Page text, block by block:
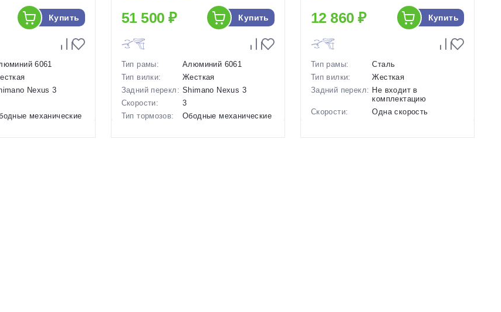
Купить
6061
Nexus 3
механические
51 500 ₽ Купить
Тип рамы:
Алюминий 6061
Тип вилки:
Жесткая
Задний перекл: Shimano Nexus 3
Скорости:
3
Тип тормозов:
Ободные механические
12 860 ₽ Купить
Тип рамы:
Сталь
Тип вилки:
Жесткая
Задний перекл: Не входит в
комплектацию
Скорости:
Одна скорость